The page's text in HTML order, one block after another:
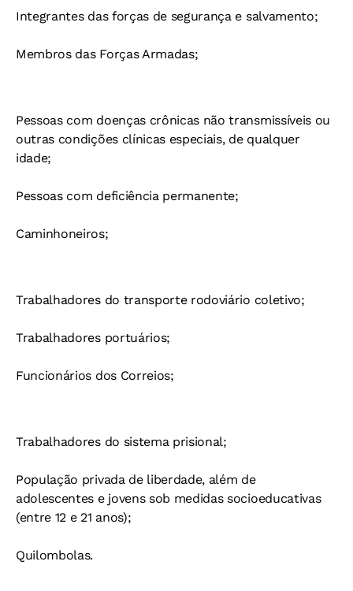
Integrantes das forças de segurança e salvamento;
Membros das Forças Armadas;
Pessoas com doenças crônicas não transmissíveis ou
outras condições clínicas especiais, de qualquer
idade;
Pessoas com deficiência permanente;
Caminhoneiros;
Trabalhadores do transporte rodoviário coletivo;
Trabalhadores portuários;
Funcionários dos Correios;
Trabalhadores do sistema prisional;
População privada de liberdade, além de
adolescentes e jovens sob medidas socioeducativas
(entre 12 e 21 anos);
Quilombolas.